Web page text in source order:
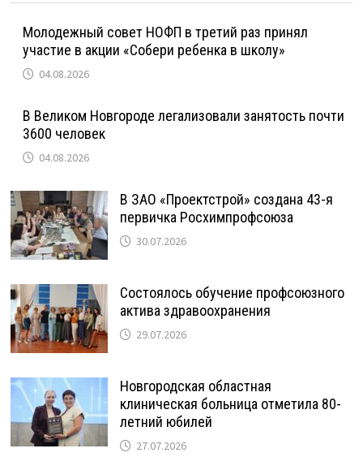
Молодежный совет НОФП в третий раз принял
участие в акции «Собери ребенка в школу»
04.08.2026
В Великом Новгороде легализовали занятость почти
3600 человек
04.08.2026
В ЗАО «Проектстрой» создана 43-я
первичка Росхимпрофсоюза
30.07.2026
Состоялось обучение профсоюзного
актива здравоохранения
29.07.2026
Новгородская областная
клиническая больница отметила 80-
летний юбилей
27.07.2026